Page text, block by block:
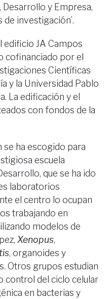
Desarrollo y Empresa,
de investigación’.
edificio JA Campos
cofinanciado por el
Científicas
y la Universidad Pablo
La edificación y el
con fondos de la
se ha escogido para
escuela
que se ha ido
laboratorios
el centro lo ocupan
trabajando en
modelos de
Xenopus,
, organoides y
Otros grupos estudian
control del ciclo celular
en bacterias y